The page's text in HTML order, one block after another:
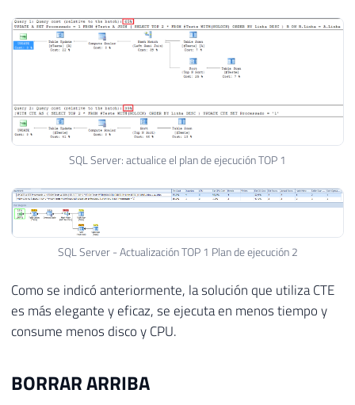
SQL Server: actualice el plan de ejecución TOP 1
SQL Server - Actualización TOP 1 Plan de ejecución 2
Como se indicó anteriormente, la solución que utiliza CTE
es más elegante y eficaz, se ejecuta en menos tiempo y
consume menos disco y CPU.
BORRAR ARRIBA